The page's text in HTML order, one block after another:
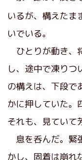
いるが、構えたま
いでいる。
ひとりが動き、
し、途中で凍りつ
の構えは、下段で
かに押していた。
それも、見ていて
息を呑んだ。緊
かし、固着は崩れ